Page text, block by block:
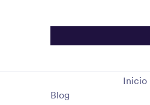
Blog
Inicio